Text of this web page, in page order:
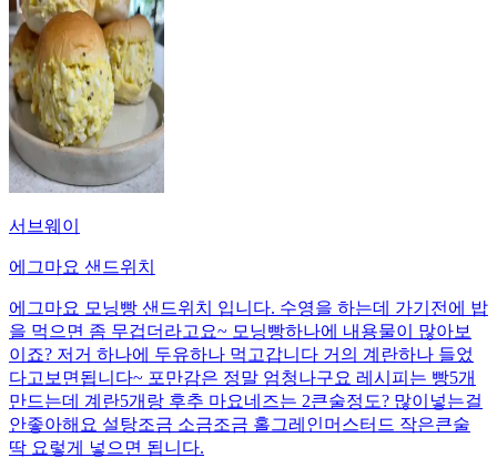
서브웨이
에그마요 샌드위치
에그마요 모닝빵 샌드위치 입니다. 수영을 하는데 가기전에 밥
을 먹으면 좀 무겁더라고요~ 모닝빵하나에 내용물이 많아보
이죠? 저거 하나에 두유하나 먹고갑니다 거의 계란하나 들었
다고보면됩니다~ 포만감은 정말 엄청나구요 레시피는 빵5개
만드는데 계란5개랑 후추 마요네즈는 2큰술정도? 많이넣는걸
안좋아해요 설탕조금 소금조금 홀그레인머스터드 작은큰술
딱 요렇게 넣으면 됩니다.